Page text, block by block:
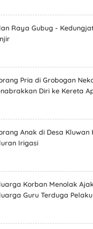
Raya Gubug -
Pria di Grobogan
Diri ke Kereta
Anak di Desa Kluwan
Irigasi
Korban Menolak
Guru Terduga